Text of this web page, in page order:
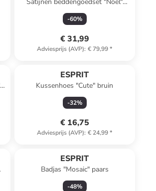
lichtblauw/bruin
-60%
€ 31,99
Adviesprijs (AVP): € 79,99*
ESPRIT
Kussenhoes "Cute" bruin
-32%
€ 16,75
Adviesprijs (AVP): € 24,99*
ESPRIT
Badjas "Mosaic" paars
-48%